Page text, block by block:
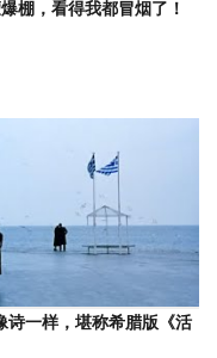
棚，看得我都冒烟了！
诗一样，堪称希腊版《活